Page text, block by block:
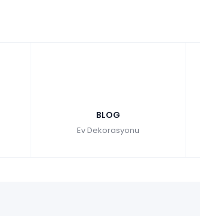
BLOG
Ev Dekorasyonu